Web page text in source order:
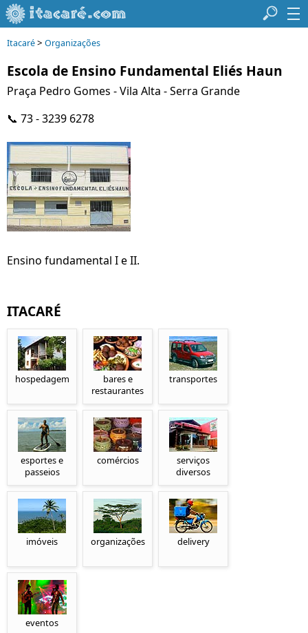
Itacaré> Organizações
Escola de Ensino Fundamental Eliés Haun
Praça Pedro Gomes - Vila Alta - Serra Grande
📞 73 - 3239 6278
Ensino fundamental I e II.
ITACARÉ
hospedagem
bares e
restaurantes
transportes
esportes e
passeios
comércios
serviços
diversos
imóveis organizações delivery
eventos